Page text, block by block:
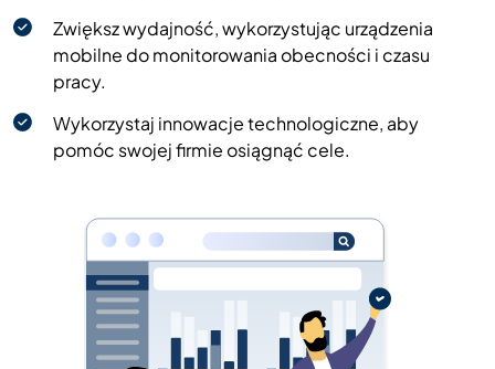
Zwiększ wydajność, wykorzystując urządzenia
mobilne do monitorowania obecności i czasu
pracy.
Wykorzystaj innowacje technologiczne, aby
pomóc swojej firmie osiągnąć cele.